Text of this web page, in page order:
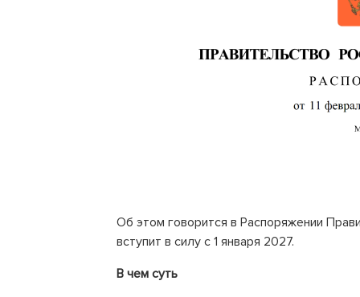
Об этом говорится в Распоряжении
вступит в силу с 1 января 2027.
В чем суть